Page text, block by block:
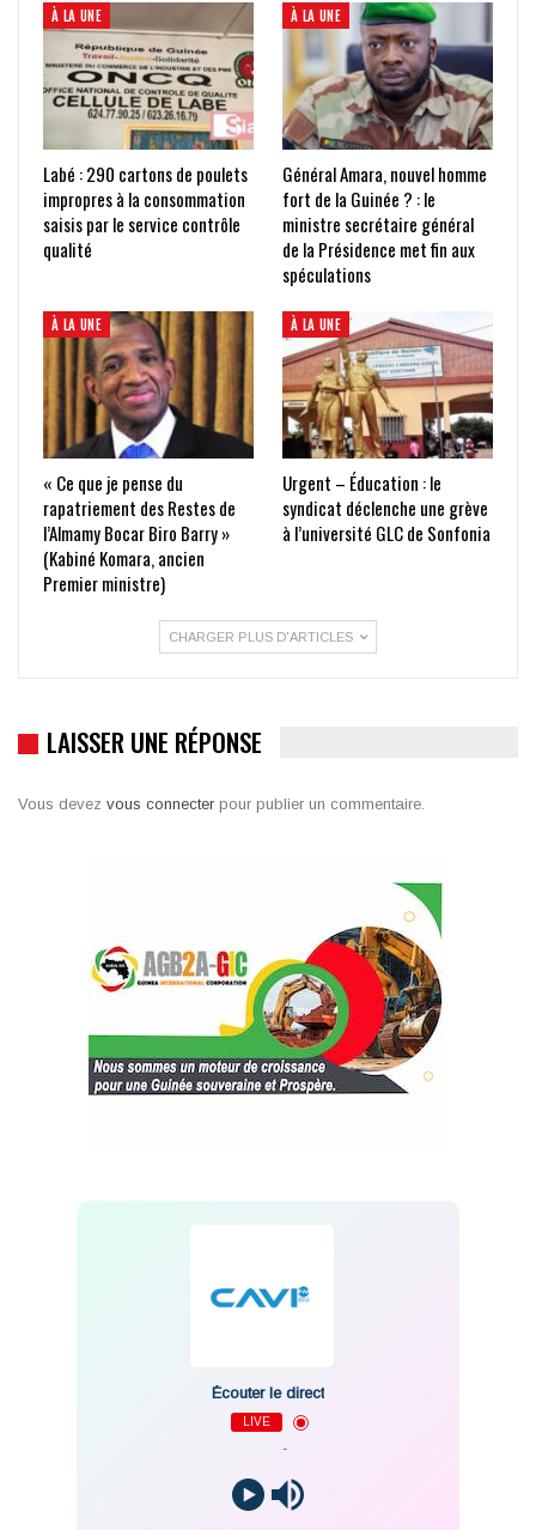
À LA UNE
Labé : 290 cartons de poulets
impropres à la consommation
saisis par le service contrôle
qualité
À LA UNE
Général Amara, nouvel homme
fort de la Guinée ? : le
ministre secrétaire général
de la Présidence met fin aux
spéculations
À LA UNE
« Ce que je pense du
rapatriement des Restes de
l’Almamy Bocar Biro Barry »
(Kabiné Komara, ancien
Premier ministre)
À LA UNE
Urgent – Éducation : le
syndicat déclenche une grève
à l’université GLC de Sonfonia
CHARGER PLUS D'ARTICLES
LAISSER UNE RÉPONSE
Vous devez vous connecter pour publier un commentaire.
Écouter le direct
LIVE